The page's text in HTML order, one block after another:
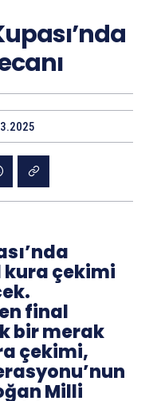
kura çekimi
final
bir merak
çekimi,
Milli